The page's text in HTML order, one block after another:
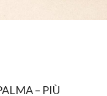
– PIÙ